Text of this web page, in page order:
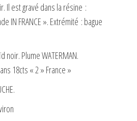
Il est gravé dans la résine :
IN FRANCE ». Extrémité : bague
noir. Plume WATERMAN.
18cts « 2 » France »